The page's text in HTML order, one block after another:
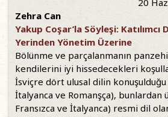
20
Zehra Can
Yakup Coşar’la Söyleşi: Katılımcı
Yerinden Yönetim Üzerine
Bölünme ve parçalanmanın
kendilerini iyi hissedecekleri
İsviçre dört ulusal dilin konuşulduğu
İtalyanca ve Romanşça), bunlardan
Fransızca ve İtalyanca) resmi dil